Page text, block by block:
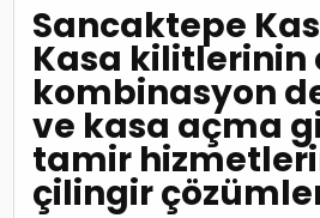
Sancaktepe
Kasa kilitlerinin
kombinasyon
ve kasa açma
tamir
çilingir